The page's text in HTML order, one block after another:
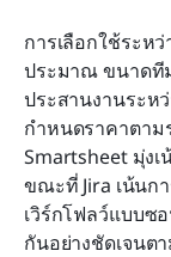
การเลือกใช้ระห
ประมาณ ขนาดที
ประสานงานระห
กำหนดราคาตา
Smartsheet มุ่ง
ขณะที่ Jira เน้นก
เวิร์กโฟลว์แบบซ
กันอย่างชัดเจนต